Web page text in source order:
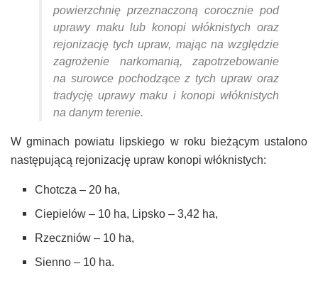
powierzchnię przeznaczoną corocznie pod
uprawy maku lub konopi włóknistych oraz
rejonizację tych upraw, mając na względzie
zagrożenie narkomanią, zapotrzebowanie
na surowce pochodzące z tych upraw oraz
tradycję uprawy maku i konopi włóknistych
na danym terenie.
W gminach powiatu lipskiego w roku bieżącym ustalono
następującą rejonizację upraw konopi włóknistych:
Chotcza – 20 ha,
Ciepielów – 10 ha, Lipsko – 3,42 ha,
Rzeczniów – 10 ha,
Sienno – 10 ha.